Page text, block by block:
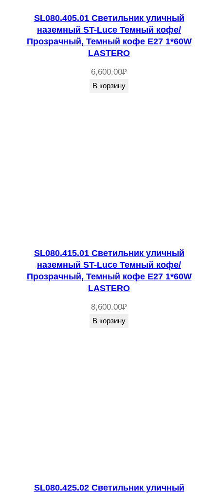
SL080.405.01 Светильник уличный
наземный ST-Luce Темный кофе/
Прозрачный, Темный кофе E27 1*60W
LASTERO
6,600.00₽
В корзину
SL080.415.01 Светильник уличный
наземный ST-Luce Темный кофе/
Прозрачный, Темный кофе E27 1*60W
LASTERO
8,600.00₽
В корзину
SL080.425.02 Светильник уличный